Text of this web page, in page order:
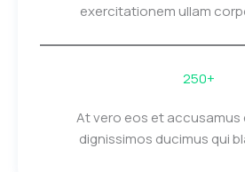
exercitationem ullam
250+
At vero eos et
dignissimos ducimus qui